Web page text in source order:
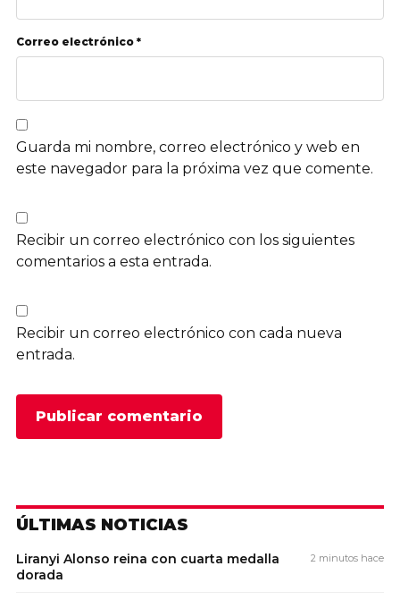
Correo electrónico *
Guarda mi nombre, correo electrónico y web en
este navegador para la próxima vez que comente.
Recibir un correo electrónico con los siguientes
comentarios a esta entrada.
Recibir un correo electrónico con cada nueva
entrada.
ÚLTIMAS NOTICIAS
Liranyi Alonso reina con cuarta medalla
dorada
2 minutos hace